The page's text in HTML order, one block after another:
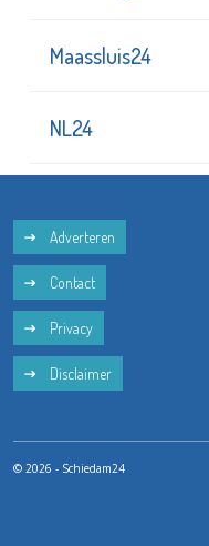
Maassluis24
NL24
Adverteren
Contact
Privacy
Disclaimer
© 2026 - Schiedam24